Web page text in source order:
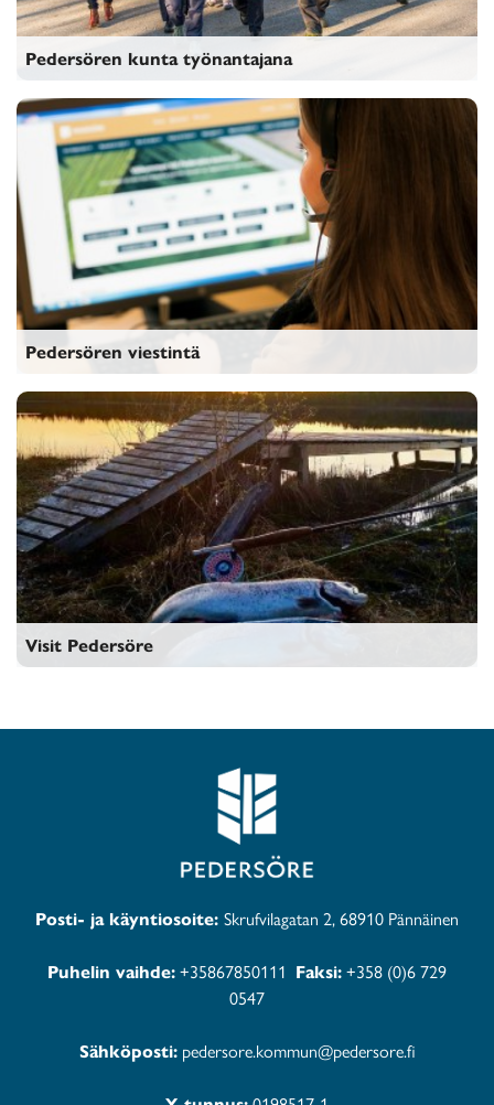
Pedersören kunta työnantajana
Pedersören viestintä
Visit Pedersöre
Posti- ja käyntiosoite: Skrufvilagatan 2, 68910 Pännäinen
Puhelin vaihde:+35867850111 Faksi:+358 (0)6 729
0547
Sähköposti: pedersore.kommun@pedersore.fi